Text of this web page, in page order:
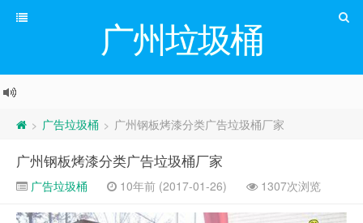
广州垃圾桶
> 广告垃圾桶 > 广州钢板烤漆分类广告垃圾桶厂家
广州钢板烤漆分类广告垃圾桶厂家
广告垃圾桶 10年前 (2017-01-26) 1307次浏览